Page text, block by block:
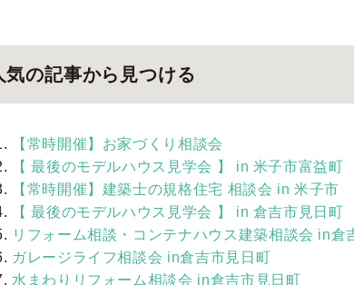
気の記事から見つける
【常時開催】お家づくり相談会
【 最後のモデルハウス見学会 】 in 米子市富益町
【常時開催】建築士の規格住宅 相談会 in 米子市
【 最後のモデルハウス見学会 】 in 倉吉市見日町
リフォーム相談・コンテナハウス建築相談会 in倉
ガレージライフ相談会 in倉吉市見日町
水まわりリフォーム相談会 in倉吉市見日町